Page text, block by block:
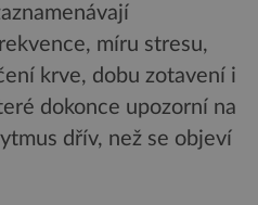
míru stresu,
krve, dobu zotavení i
dokonce upozorní na
dřív, než se objeví